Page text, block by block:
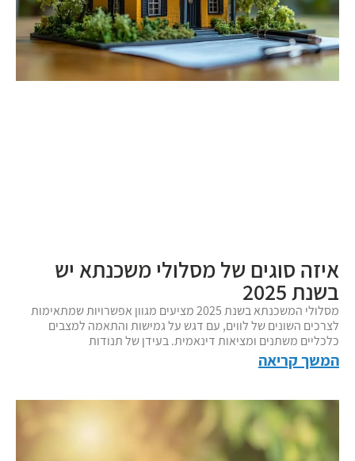
איזה סוגים של מסלולי משכנתא יש
בשנת 2025
מסלולי המשכנתא בשנת 2025 מציעים מגוון אפשרויות שמתאימות
לצרכים השונים של לווים, עם דגש על גמישות והתאמה למצבים
כלכליים משתנים ומציאות דינאמית. בעידן של תנודות
המשך קריאה